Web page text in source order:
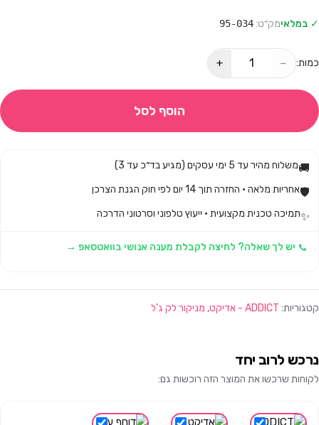
✓ במלאימק״ט:95-034
כמות: −
+
הוסף לסל
🚚משלוח מהיר עד 5 ימי עסקים (מגיע בד״כ עד 3)
🛡️אחריות מלאה · החזרה תוך 14 יום לפי חוק הגנת הצרכן
✨תמיכה טכנית מקצועית · ייעוץ טלפוני וסרטוני הדרכה
יש לך שאלה? לחיצה לקבלת מענה אנושי בוואטסאפ →
קטגוריות: ADDICT - אדיקט , מניקור לק ג'ל
נרכש לרוב יחד
לקוחות שרכשו את המוצר הזה רוכשות גם: